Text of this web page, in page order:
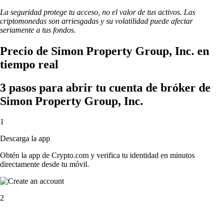
La seguridad protege tu acceso, no el valor de tus activos. Las
criptomonedas son arriesgadas y su volatilidad puede afectar
seriamente a tus fondos.
Precio de Simon Property Group, Inc. en
tiempo real
3 pasos para abrir tu cuenta de bróker de
Simon Property Group, Inc.
1
Descarga la app
Obtén la app de Crypto.com y verifica tu identidad en minutos
directamente desde tu móvil.
2